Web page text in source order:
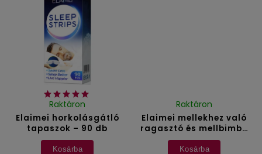
Elaimei horkolásgátló
tapaszok – 90 db
Raktáron
Kosárba
Elaimei mellekhez való
ragasztó és mellbimbó
matricák
Raktáron
Kosárba